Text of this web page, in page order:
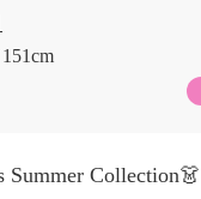
151cm
Collection👗